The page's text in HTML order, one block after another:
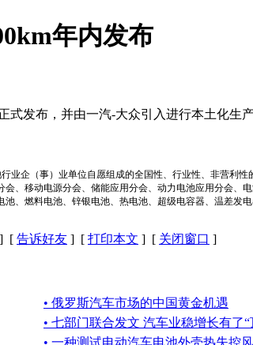
年内发布
布，并由一汽-大众引入进行本土化生
业企（事）业单位自愿组成的全国性、行业性、非营利
移动电源分会、储能应用分会、动力电池应用分会、
、燃料电池、锌银电池、热电池、超级电容器、温差发
] [ 告诉好友 ] [ 打印本文 ] [ 关闭窗口 ]
• 俄罗斯汽车市场的中国黄金机遇
• 七部门联合发文 汽车业稳增长有了
• 一种测试电动汽车电池外壳热失控